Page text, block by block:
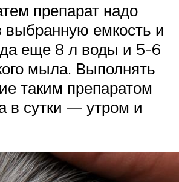
препарат надо
выбранную емкость и
еще 8 л воды и 5-6
мыла. Выполнять
таким препаратом
в сутки — утром и